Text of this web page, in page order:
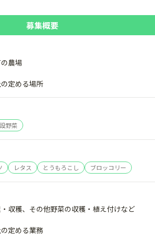
募集概要
農場
の定める場所
野菜
レタス とうもろこし ブロッコリー
収穫、その他野菜の収穫・植え付けなど
の定める業務